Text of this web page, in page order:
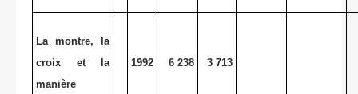
La montre, la
croix et la
manière
1992 6 238 3 713